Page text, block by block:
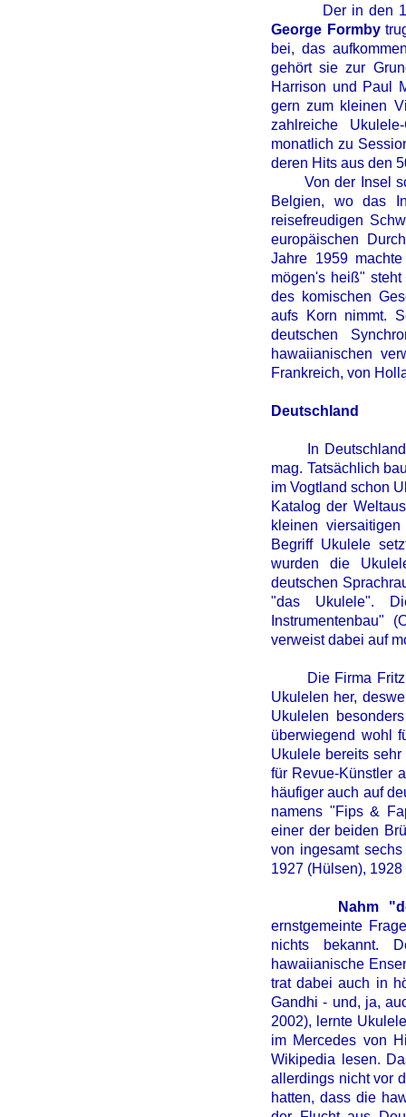
Der in den
George Formby
bei, das
gehört sie zur
Harrison und Paul
gern zum kleinen
zahlreiche
monatlich zu
deren Hits aus den
Von der Insel
Belgien, wo das
reisefreudigen
europäischen
Jahre 1959
mögen's heiß"
des komischen
aufs Korn nimmt.
deutschen
hawaiianischen
Frankreich, von
Deutschland
In Deutschland
mag. Tatsächlich
im Vogtland schon
Katalog der
kleinen
Begriff Ukulele
wurden die
deutschen
"das Ukulele".
Instrumentenbau"
verweist dabei auf
Die Firma Fritz
Ukulelen her,
Ukulelen
überwiegend wohl
Ukulele bereits
für Revue-Künstler
häufiger auch auf
namens "Fips &
einer der beiden
von ingesamt
1927 (Hülsen),
Nahm "der
ernstgemeinte
nichts bekannt.
hawaiianische
trat dabei auch in
Gandhi - und, ja,
2002), lernte
im Mercedes von
Wikipedia lesen.
allerdings nicht vor
hatten, dass die